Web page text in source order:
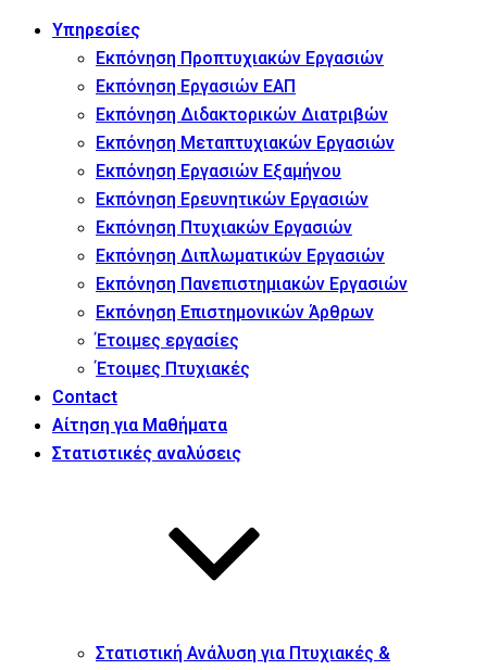
Υπηρεσίες
Εκπόνηση Προπτυχιακών Εργασιών
Εκπόνηση Εργασιών ΕΑΠ
Εκπόνηση Διδακτορικών Διατριβών
Εκπόνηση Μεταπτυχιακών Εργασιών
Εκπόνηση Εργασιών Εξαμήνου
Εκπόνηση Ερευνητικών Εργασιών
Εκπόνηση Πτυχιακών Εργασιών
Εκπόνηση Διπλωματικών Εργασιών
Εκπόνηση Πανεπιστημιακών Εργασιών
Εκπόνηση Επιστημονικών Άρθρων
Έτοιμες εργασίες
Έτοιμες Πτυχιακές
Contact
Αίτηση για Μαθήματα
Στατιστικές αναλύσεις
Στατιστική Ανάλυση για Πτυχιακές &